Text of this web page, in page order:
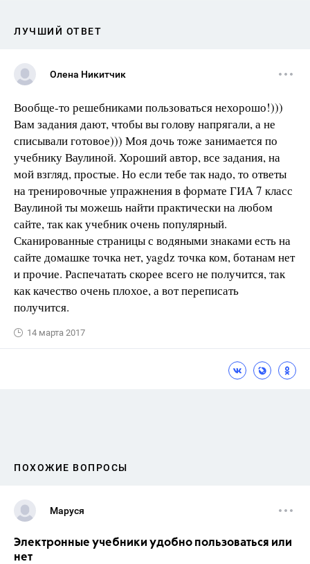
ЛУЧШИЙ ОТВЕТ
Олена Никитчик
Вообще-то решебниками пользоваться нехорошо!)))
Вам задания дают, чтобы вы голову напрягали, а не
списывали готовое))) Моя дочь тоже занимается по
учебнику Ваулиной. Хороший автор, все задания, на
мой взгляд, простые. Но если тебе так надо, то ответы
на тренировочные упражнения в формате ГИА 7 класс
Ваулиной ты можешь найти практически на любом
сайте, так как учебник очень популярный.
Сканированные страницы с водяными знаками есть на
сайте домашке точка нет, yagdz точка ком, ботанам нет
и прочие. Распечатать скорее всего не получится, так
как качество очень плохое, а вот переписать
получится.
14 марта 2017
ПОХОЖИЕ ВОПРОСЫ
Маруся
Электронные учебники удобно пользоваться или
нет